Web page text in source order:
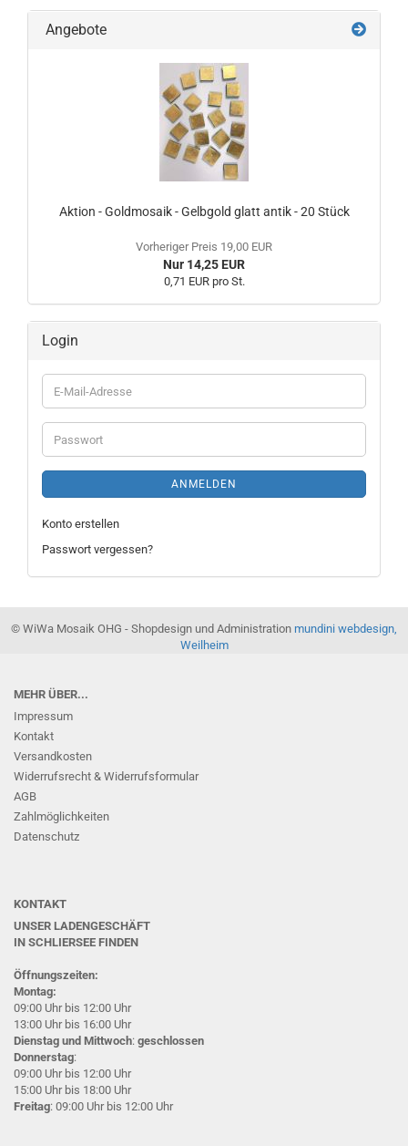
Angebote
Aktion - Goldmosaik - Gelbgold glatt antik - 20 Stück
Vorheriger Preis 19,00 EUR
Nur 14,25 EUR
0,71 EUR pro St.
Login
E-
Mail-
Adresse
Passwort
ANMELDEN
Konto erstellen
Passwort vergessen?
© WiWa Mosaik OHG - Shopdesign und Administration mundini webdesign,
Weilheim
MEHR ÜBER...
Impressum
Kontakt
Versandkosten
Widerrufsrecht & Widerrufsformular
AGB
Zahlmöglichkeiten
Datenschutz
KONTAKT
UNSER LADENGESCHÄFT
IN SCHLIERSEE FINDEN
Öffnungszeiten:
Montag:
09:00 Uhr bis 12:00 Uhr
13:00 Uhr bis 16:00 Uhr
Dienstag und Mittwoch: geschlossen
Donnerstag:
09:00 Uhr bis 12:00 Uhr
15:00 Uhr bis 18:00 Uhr
Freitag: 09:00 Uhr bis 12:00 Uhr